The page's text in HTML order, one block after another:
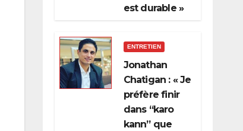
est durable »
ENTRETIEN
Jonathan
Chatigan : « Je
préfère finir
dans “karo
kann” que